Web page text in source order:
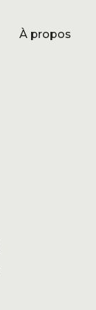
À propos
À propos